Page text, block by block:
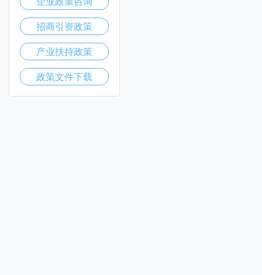
招商引资政策
产业扶持政策
政策文件下载